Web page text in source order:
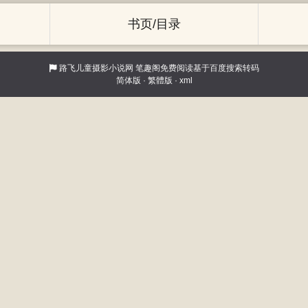
书页/目录
路飞儿童摄影小说网 笔趣阁免费阅读基于百度搜索转码
简体版 · 繁體版 · xml